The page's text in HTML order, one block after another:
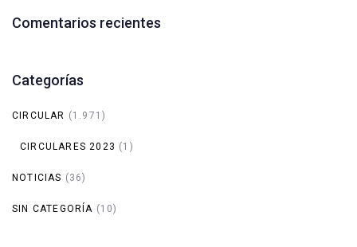
Comentarios recientes
Categorías
CIRCULAR (1.971)
CIRCULARES 2023 (1)
NOTICIAS (36)
SIN CATEGORÍA (10)